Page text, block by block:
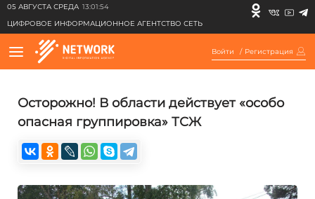
05 АВГУСТА СРЕДА 13:01:54
ЦИФРОВОЕ ИНФОРМАЦИОННОЕ АГЕНТСТВО СЕТЬ
Войти / Регистрация
Осторожно! В области действует «особо
опасная группировка» ТСЖ